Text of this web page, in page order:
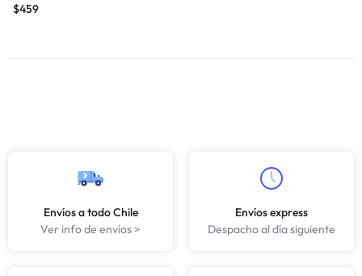
$459
Envíos a todo Chile
Ver info de envíos >
Envíos express
Despacho al día siguiente